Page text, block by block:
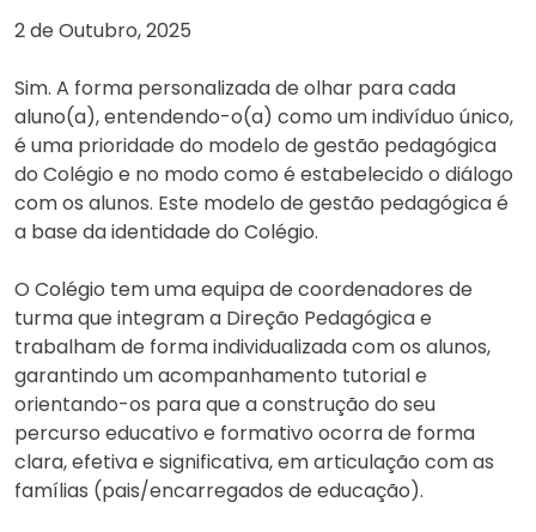
2 de Outubro, 2025
Sim. A forma personalizada de olhar para cada
aluno(a), entendendo-o(a) como um indivíduo único,
é uma prioridade do modelo de gestão pedagógica
do Colégio e no modo como é estabelecido o diálogo
com os alunos. Este modelo de gestão pedagógica é
a base da identidade do Colégio.
O Colégio tem uma equipa de coordenadores de
turma que integram a Direção Pedagógica e
trabalham de forma individualizada com os alunos,
garantindo um acompanhamento tutorial e
orientando-os para que a construção do seu
percurso educativo e formativo ocorra de forma
clara, efetiva e significativa, em articulação com as
famílias (pais/encarregados de educação).